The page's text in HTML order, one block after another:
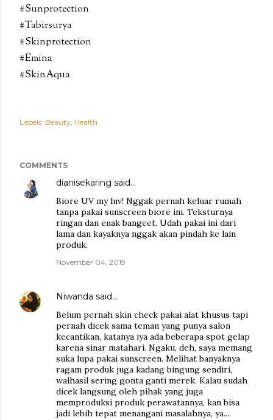
#Sunprotection
#Tabirsurya
#Skinprotection
#Emina
#SkinAqua
Labels: Beauty Health
COMMENTS
dianisekaring said…
Biore UV my luv! Nggak pernah keluar rumah
tanpa pakai sunscreen biore ini. Teksturnya
ringan dan enak bangeet. Udah pakai ini dari
lama dan kayaknya nggak akan pindah ke lain
produk.
November 04, 2019
Niwanda said…
Belum pernah skin check pakai alat khusus tapi
pernah dicek sama teman yang punya salon
kecantikan, katanya iya ada beberapa spot gelap
karena sinar matahari. Ngaku, deh, saya memang
suka lupa pakai sunscreen. Melihat banyaknya
ragam produk juga kadang bingung sendiri,
walhasil sering gonta ganti merek. Kalau sudah
dicek langsung oleh pihak yang juga
memproduksi produk perawatannya, kan bisa
jadi lebih tepat menangani masalahnya, ya....